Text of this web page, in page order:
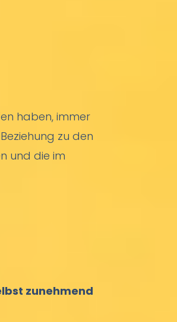
haben, immer
zu den
und die im
zunehmend